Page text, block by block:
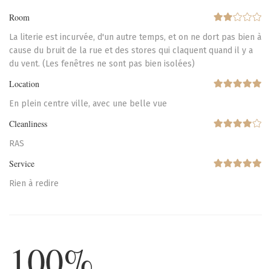
Room
La literie est incurvée, d'un autre temps, et on ne dort pas bien à
cause du bruit de la rue et des stores qui claquent quand il y a
du vent. (Les fenêtres ne sont pas bien isolées)
Location
En plein centre ville, avec une belle vue
Cleanliness
RAS
Service
Rien à redire